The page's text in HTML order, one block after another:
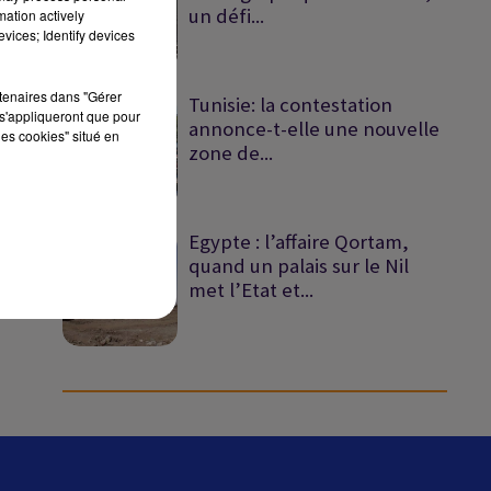
un défi...
Tunisie: la contestation
annonce-t-elle une nouvelle
zone de...
Egypte : l’affaire Qortam,
quand un palais sur le Nil
met l’Etat et...
actively
Identify devices
dans "Gérer
que pour
cookies" situé en